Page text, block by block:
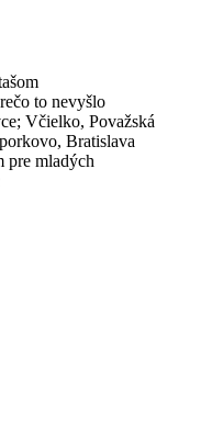
to nevyšlo
Včielko, Považská
Bratislava
pre mladých